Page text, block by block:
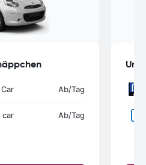
Ab/Tag
car Ab/Tag